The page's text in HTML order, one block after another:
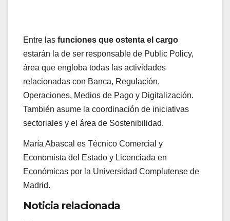
Entre las funciones que ostenta el cargo
estarán la de ser responsable de Public Policy,
área que engloba todas las actividades
relacionadas con Banca, Regulación,
Operaciones, Medios de Pago y Digitalización.
También asume la coordinación de iniciativas
sectoriales y el área de Sostenibilidad.
María Abascal es Técnico Comercial y
Economista del Estado y Licenciada en
Económicas por la Universidad Complutense de
Madrid.
Noticia relacionada